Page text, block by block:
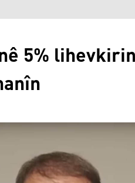
5%